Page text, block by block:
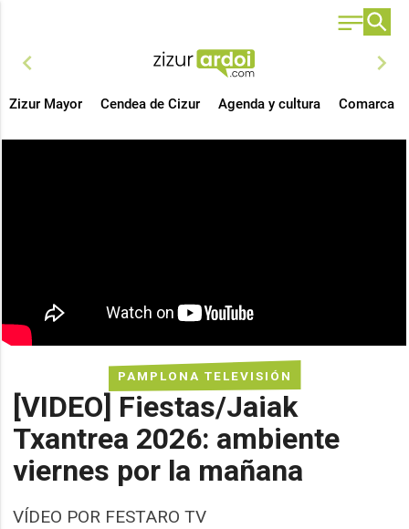
chevron_left chevron_right
Zizur Mayor Cendea de Cizur Agenda y cultura Comarca
PAMPLONA TELEVISIÓN
[VIDEO] Fiestas/Jaiak
Txantrea 2026: ambiente
viernes por la mañana
VÍDEO POR FESTARO TV